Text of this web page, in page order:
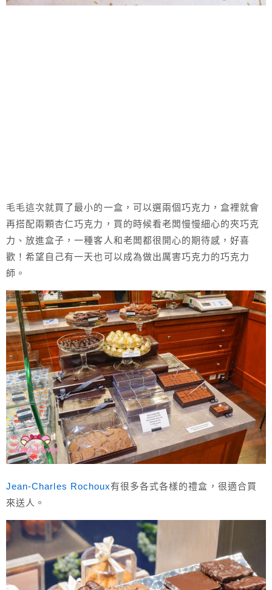
毛毛這次就買了最小的一盒，可以選兩個巧克力，盒裡就會
再搭配兩顆杏仁巧克力，買的時候看老闆慢慢細心的夾巧克
力、放進盒子，一種客人和老闆都很開心的期待感，好喜
歡！希望自己有一天也可以成為做出厲害巧克力的巧克力
師。
Jean-Charles Rochoux有很多各式各樣的禮盒，很適合買
來送人。